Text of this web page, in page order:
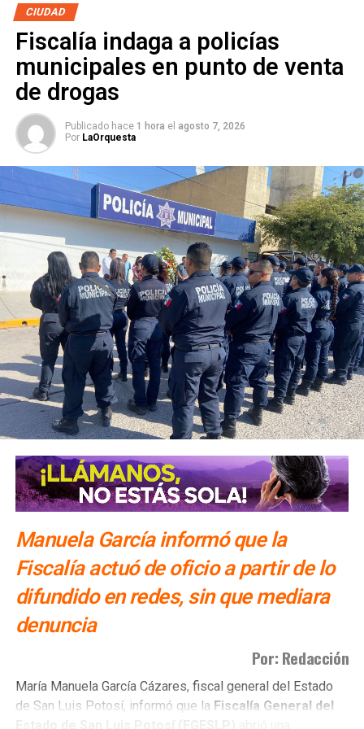
ARTÍCULOS RELACIONADOS: DICIEMBRE
NUEVO LEÓN
PAISANOS
VIAJES
SIGUIENTE
Xantolo brillará en el Festival de Día de Muertos en
Guanajuato
NO TE PIERDAS
“Les van a pagar”: gobierno cumple acuerdo con la
CIUDAD
Fiscalía indaga a policías
municipales en punto de venta
de drogas
Publicado hace 1 hora el agosto 7, 2026
Por LaOrquesta
Manuela García informó que la
Fiscalía actuó de oficio a partir de lo
difundido en redes, sin que mediara
denuncia
Por: Redacción
María Manuela García Cázares, fiscal general del Estado
de San Luis Potosí, informó que la Fiscalía General del